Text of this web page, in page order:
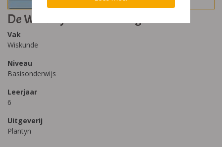
De Wiskanjers 6 Herhalingstoetsen
Vak
Wiskunde
Niveau
Basisonderwijs
Leerjaar
6
Uitgeverij
Plantyn